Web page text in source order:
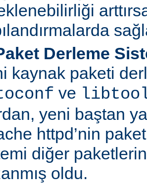
Derleme
kaynak paketi
ve
yeni baştan
httpd’nin
diğer
oldu.